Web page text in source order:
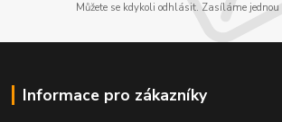
Můžete se kdykoli odhlásit. Zasíláme
Informace pro zákazníky